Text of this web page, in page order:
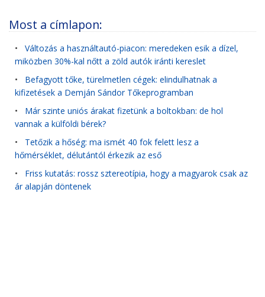
Most a címlapon:
• Változás a használtautó-piacon: meredeken esik a dízel,
miközben 30%-kal nőtt a zöld autók iránti kereslet
• Befagyott tőke, türelmetlen cégek: elindulhatnak a
kifizetések a Demján Sándor Tőkeprogramban
• Már szinte uniós árakat fizetünk a boltokban: de hol
vannak a külföldi bérek?
• Tetőzik a hőség: ma ismét 40 fok felett lesz a
hőmérséklet, délutántól érkezik az eső
• Friss kutatás: rossz sztereotípia, hogy a magyarok csak az
ár alapján döntenek